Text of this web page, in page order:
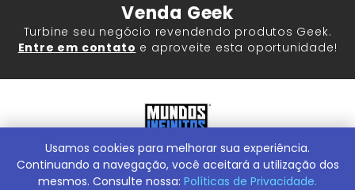
Venda Geek
Turbine seu negócio revendendo produtos Geek.
Entre em contato e aproveite esta oportunidade!
Mundos Infinitos - Publicações e Geek Store |ContentStuff
Publicações e Assinaturas Ltda. CNPJ - 05.859.917/0001-60.
Conheça nossa Loja Física:Rua Machado Bitencourt, 291 -
Usamos cookies para melhorar sua experiência.
Continuando a navegação, você aceitará a utilização dos
mesmos. Consulte nossa: Políticas de Privacidade.